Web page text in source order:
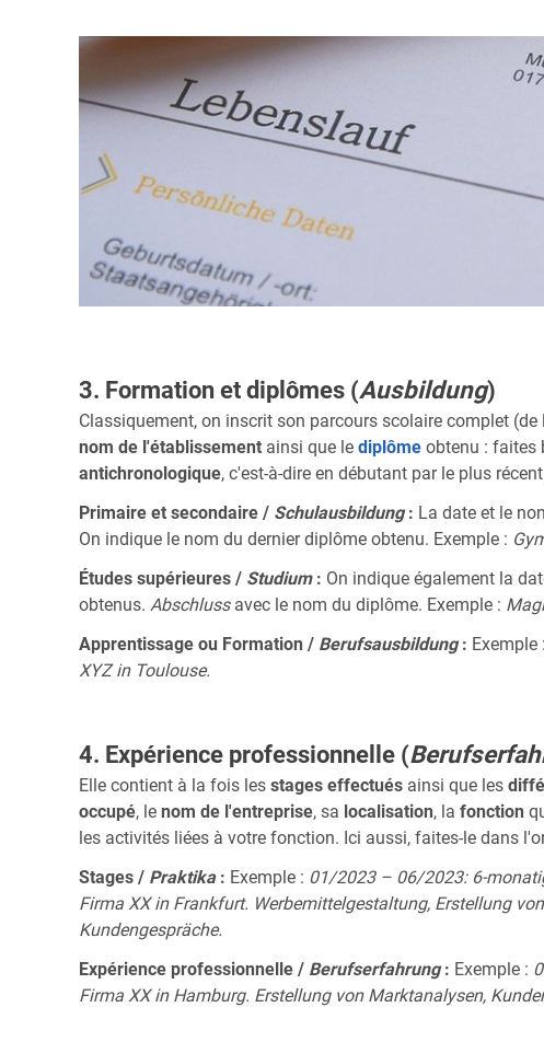
3. Formation et diplômes (Ausbildung)
Classiquement, on inscrit son parcours scolaire complet
nom de l'établissement ainsi que le diplôme obtenu : faites
antichronologique, c'est-à-dire en débutant par le plus
Primaire et secondaire / Schulausbildung: La date et le
On indique le nom du dernier diplôme obtenu. Exemple :
Études supérieures / Studium: On indique également la
obtenus. Abschlussavec le nom du diplôme. Exemple :
Apprentissage ou Formation / Berufsausbildung: Exemple :
XYZ in Toulouse.
4. Expérience professionnelle (
Elle contient à la fois les stages effectués ainsi que les
occupé, le nom de l'entreprise, sa localisation, la fonction
les activités liées à votre fonction. Ici aussi, faites-le dans
Stages / Praktika: Exemple : 01/2023 – 06/2023: 6-
Firma XX in Frankfurt. Werbemittelgestaltung, Erstellung
Kundengespräche.
Expérience professionnelle / Berufserfahrung: Exemple :
Firma XX in Hamburg. Erstellung von Marktanalysen,